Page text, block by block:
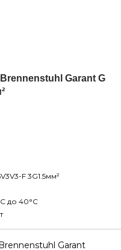
Garant G
F 3G1.5мм²
до 40°С